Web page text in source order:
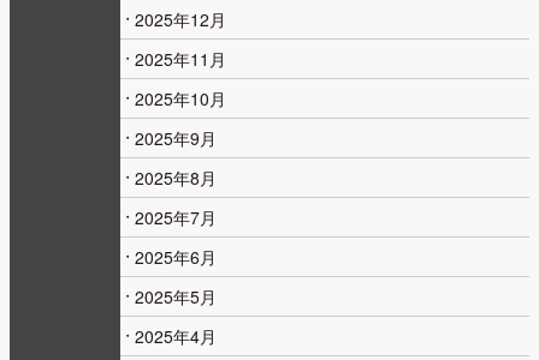
2025年12月
2025年11月
2025年10月
2025年9月
2025年8月
2025年7月
2025年6月
2025年5月
2025年4月